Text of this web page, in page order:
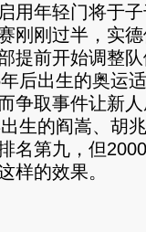
年轻门将于子
刚刚过半，实
提前开始调整
后出生的奥运
争取事件让新
生的阎嵩、胡
名第九，但
样的效果。